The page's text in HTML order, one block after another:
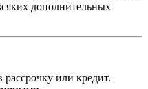
дополнительных
или кредит.